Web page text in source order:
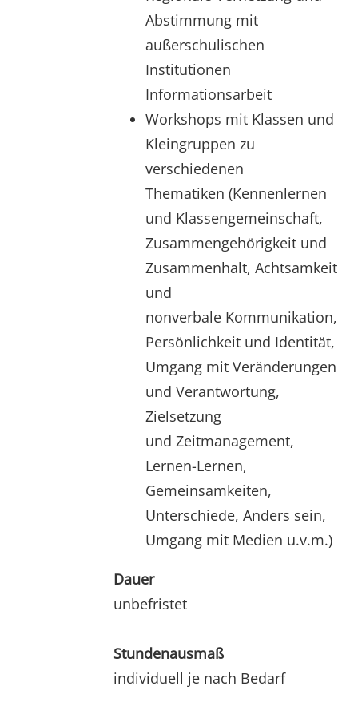
Abstimmung mit
außerschulischen
Institutionen
Informationsarbeit
Workshops mit Klassen und
Kleingruppen zu
verschiedenen
Thematiken (Kennenlernen
und Klassengemeinschaft,
Zusammengehörigkeit und
Zusammenhalt, Achtsamkeit
und
nonverbale Kommunikation,
Persönlichkeit und Identität,
Umgang mit Veränderungen
und Verantwortung,
Zielsetzung
und Zeitmanagement,
Lernen-Lernen,
Gemeinsamkeiten,
Unterschiede, Anders sein,
Umgang mit Medien u.v.m.)
Dauer
unbefristet
Stundenausmaß
individuell je nach Bedarf